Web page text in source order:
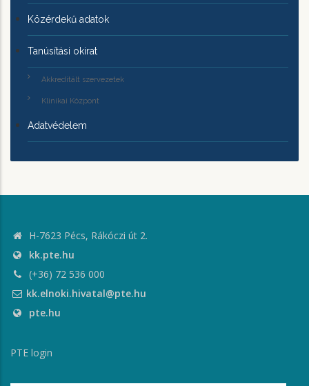
Közérdekű adatok
Tanúsítási okirat
Akkreditált szervezetek
Klinikai Központ
Adatvédelem
H-7623 Pécs, Rákóczi út 2.
kk.pte.hu
(+36) 72 536 000
kk.elnoki.hivatal@pte.hu
pte.hu
PTE login